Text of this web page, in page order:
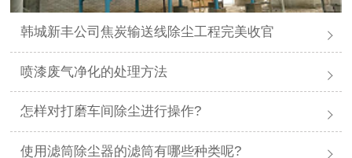
韩城新丰公司焦炭输送线除尘工程完美收官
喷漆废气净化的处理方法
怎样对打磨车间除尘进行操作?
使用滤筒除尘器的滤筒有哪些种类呢?